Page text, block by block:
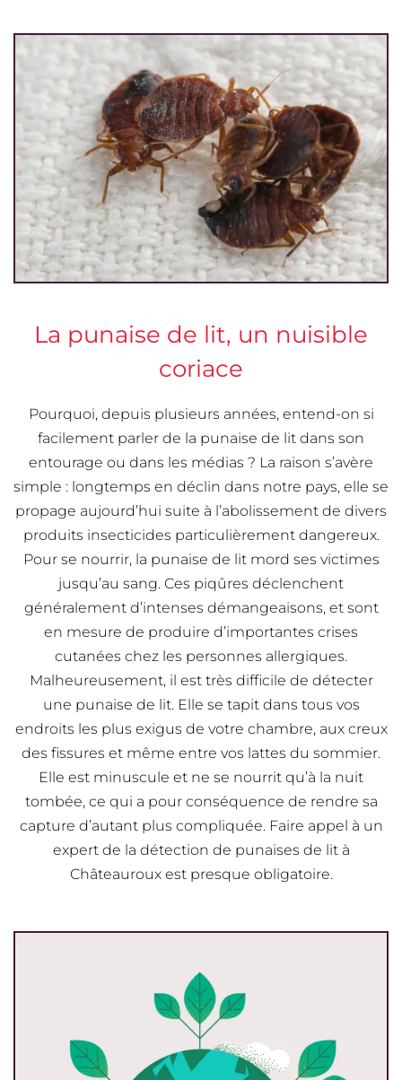
La punaise de lit, un nuisible
coriace
Pourquoi, depuis plusieurs années, entend-on si
facilement parler de la punaise de lit dans son
entourage ou dans les médias ? La raison s’avère
simple : longtemps en déclin dans notre pays, elle se
propage aujourd’hui suite à l’abolissement de divers
produits insecticides particulièrement dangereux.
Pour se nourrir, la punaise de lit mord ses victimes
jusqu’au sang. Ces piqûres déclenchent
généralement d’intenses démangeaisons, et sont
en mesure de produire d’importantes crises
cutanées chez les personnes allergiques.
Malheureusement, il est très difficile de détecter
une punaise de lit. Elle se tapit dans tous vos
endroits les plus exigus de votre chambre, aux creux
des fissures et même entre vos lattes du sommier.
Elle est minuscule et ne se nourrit qu’à la nuit
tombée, ce qui a pour conséquence de rendre sa
capture d’autant plus compliquée. Faire appel à un
expert de la détection de punaises de lit à
Châteauroux est presque obligatoire.